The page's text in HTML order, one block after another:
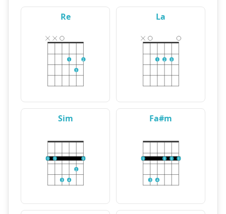
Re
1
3
2
La
1 2 3
Sim
1 1
3 4
2
1
Fa#m
1
3 4
1 1 1